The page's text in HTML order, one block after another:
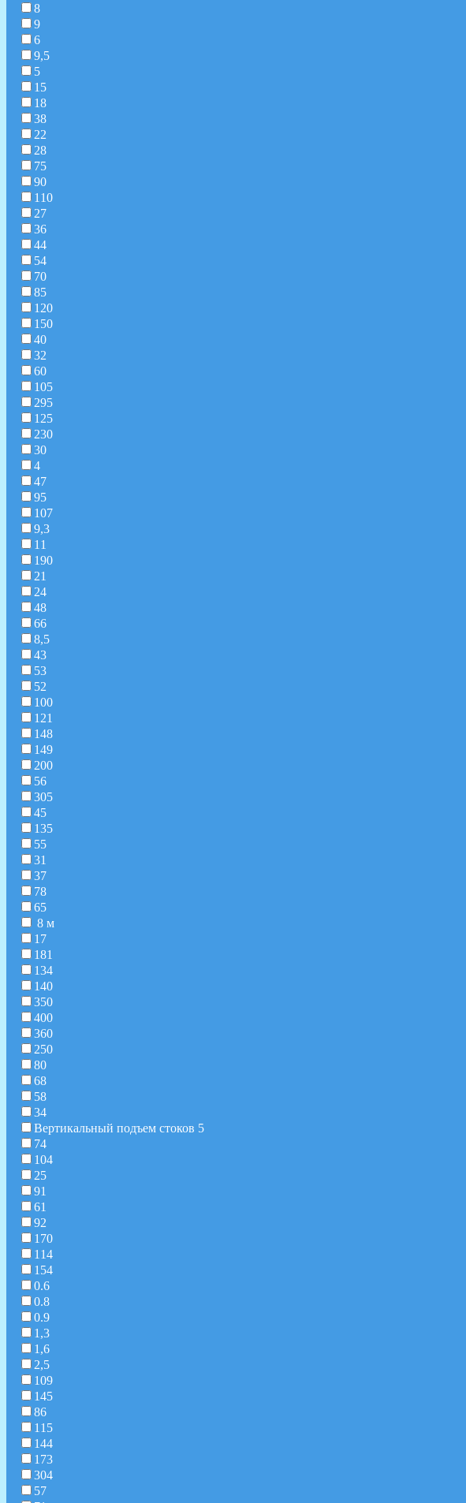
8
9
6
9,5
5
15
18
38
22
28
75
90
110
27
36
44
54
70
85
120
150
40
32
60
105
295
125
230
30
4
47
95
107
9,3
11
190
21
24
48
66
8,5
43
53
52
100
121
148
149
200
56
305
45
135
55
31
37
78
65
8 м
17
181
134
140
350
400
360
250
80
68
58
34
Вертикальный подъем стоков 5
74
104
25
91
61
92
170
114
154
0.6
0.8
0.9
1,3
1,6
2,5
109
145
86
115
144
173
304
57